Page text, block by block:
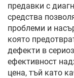
предавки с
средства
проблеми и
която
дефекти в
ефективност
цена, тъй като